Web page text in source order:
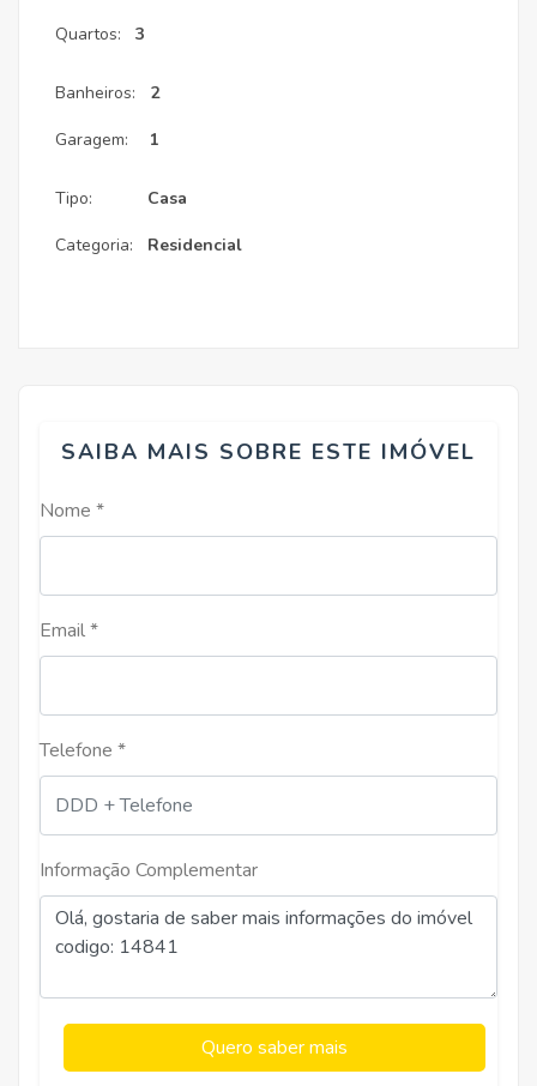
Quartos: 3
Banheiros:
Garagem:
2
1
Tipo:
Categoria:
Casa
Residencial
SAIBA MAIS SOBRE ESTE IMÓVEL
Nome *
Email *
Telefone *
Informação Complementar
Quero saber mais